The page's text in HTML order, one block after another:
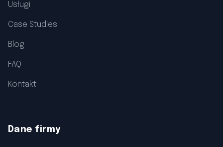
Usługi
Case Studies
Blog
FAQ
Kontakt
Dane firmy